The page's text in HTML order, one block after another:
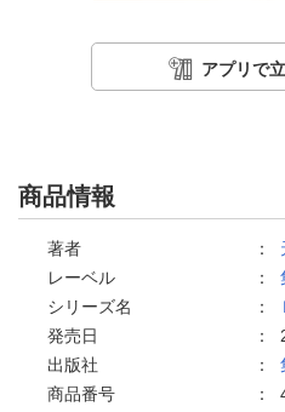
アプリで
商品情報
著者 ：
レーベル
：
シリーズ名
：
発売日
：
出版社
：
商品番号
：